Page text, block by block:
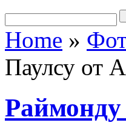
Home »
Паулсу от